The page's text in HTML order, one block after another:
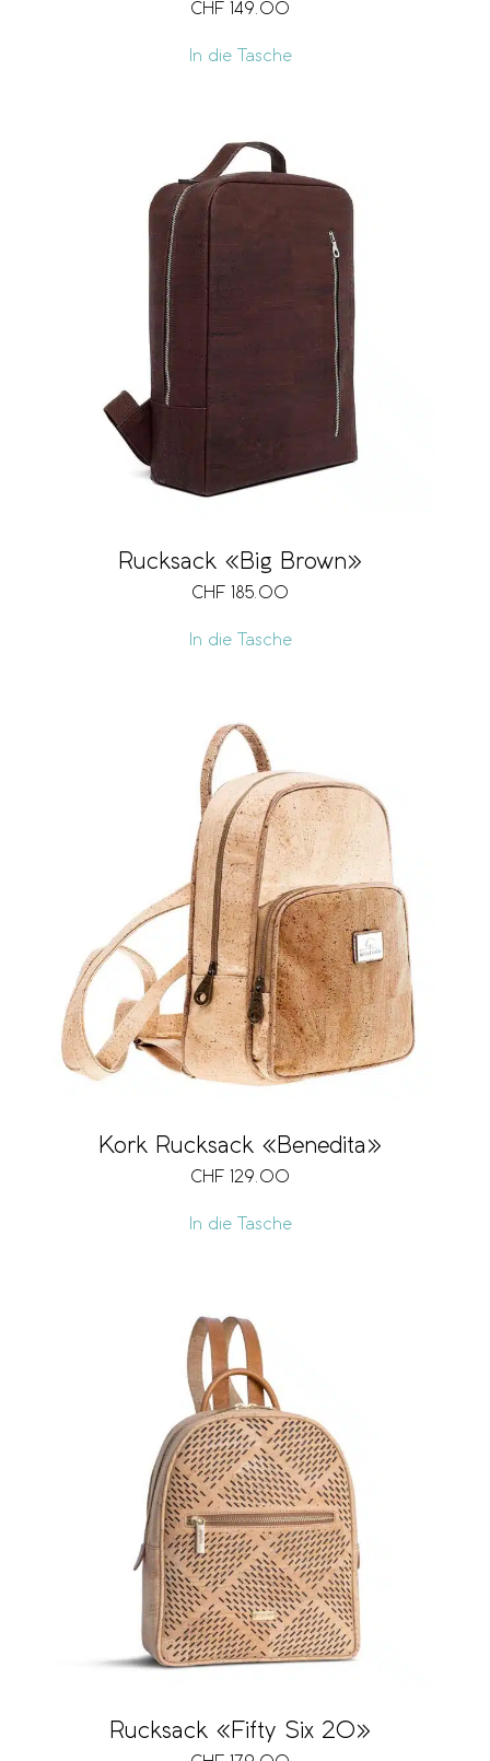
CHF 149.00
In die Tasche
Rucksack «Big Brown»
CHF 185.00
In die Tasche
Kork Rucksack «Benedita»
CHF 129.00
In die Tasche
Rucksack «Fifty Six 20»